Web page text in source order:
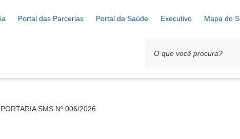
Portal das Parcerias Portal da Saúde Executivo Mapa do
PORTARIA SMS Nº 006/2026